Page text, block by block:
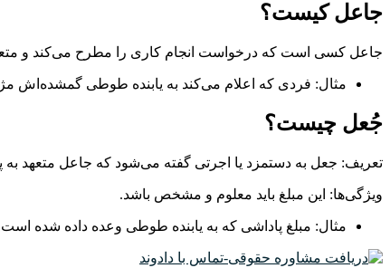
جاعل کیست؟
جاعل کسی است که درخواست انجام کاری را مطرح می‌کند و
مثال: فردی که اعلام می‌کند به یابنده طوطی
جُعل چیست؟
تعریف: جعل به دستمزد یا اجرتی گفته می‌شود که جاعل متعهد
ویژگی‌ها: این مبلغ باید معلوم و مشخص باشد.
مثال: مبلغ پاداشی که به یابنده طوطی وعده داده شده